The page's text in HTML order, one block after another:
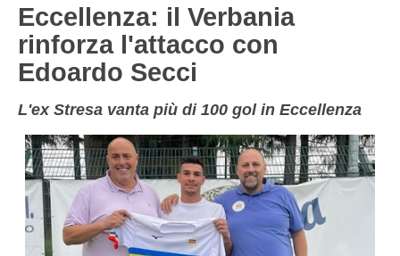
ALESSANDRIA
NOVARA
ASTI
BIELLA
VERCELLI
VERBANO-CUSIO-OSSOIA
AOSTA
DILETTANTI
GIOVANILI
SCUOLA CALCIO
EVENTI
SHOP
Eccellenza: il Verbania
rinforza l'attacco con
Edoardo Secci
L'ex Stresa vanta più di 100 gol in Eccellenza